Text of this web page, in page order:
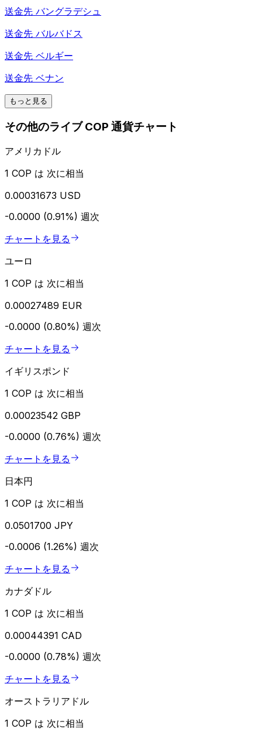
送金先 バングラデシュ
送金先 バルバドス
送金先 ベルギー
送金先 ベナン
もっと見る
その他のライブ COP 通貨チャート
アメリカドル
1 COP は 次に相当
0.00031673 USD
-0.0000 (0.91%) 週次
チャートを見る
ユーロ
1 COP は 次に相当
0.00027489 EUR
-0.0000 (0.80%) 週次
チャートを見る
イギリスポンド
1 COP は 次に相当
0.00023542 GBP
-0.0000 (0.76%) 週次
チャートを見る
日本円
1 COP は 次に相当
0.0501700 JPY
-0.0006 (1.26%) 週次
チャートを見る
カナダドル
1 COP は 次に相当
0.00044391 CAD
-0.0000 (0.78%) 週次
チャートを見る
オーストラリアドル
1 COP は 次に相当